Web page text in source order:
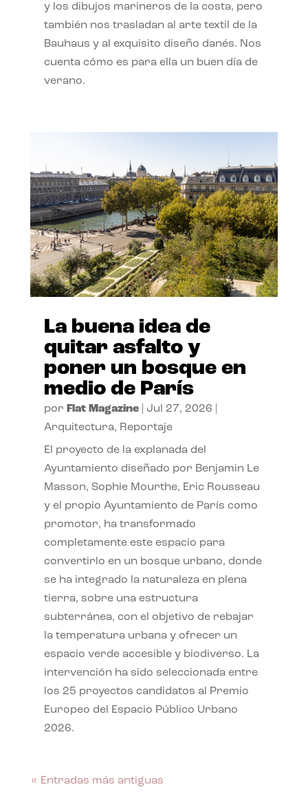
y los dibujos marineros de la costa, pero
también nos trasladan al arte textil de la
Bauhaus y al exquisito diseño danés. Nos
cuenta cómo es para ella un buen día de
verano.
La buena idea de
quitar asfalto y
poner un bosque en
medio de París
por Flat Magazine| Jul 27, 2026
Arquitectura, Reportaje
El proyecto de la explanada del
Ayuntamiento diseñado por Benjamin Le
Masson, Sophie Mourthe, Eric Rousseau
y el propio Ayuntamiento de París como
promotor, ha transformado
completamente este espacio para
convertirlo en un bosque urbano, donde
se ha integrado la naturaleza en plena
tierra, sobre una estructura
subterránea, con el objetivo de rebajar
la temperatura urbana y ofrecer un
espacio verde accesible y biodiverso. La
intervención ha sido seleccionada entre
los 25 proyectos candidatos al Premio
Europeo del Espacio Público Urbano
2026.
« Entradas más antiguas